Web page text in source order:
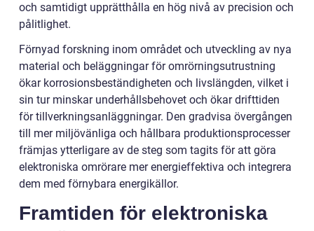
och samtidigt upprätthålla en hög nivå av precision och
pålitlighet.
Förnyad forskning inom området och utveckling av nya
material och beläggningar för omrörningsutrustning
ökar korrosionsbeständigheten och livslängden, vilket i
sin tur minskar underhållsbehovet och ökar drifttiden
för tillverkningsanläggningar. Den gradvisa övergången
till mer miljövänliga och hållbara produktionsprocesser
främjas ytterligare av de steg som tagits för att göra
elektroniska omrörare mer energieffektiva och integrera
dem med förnybara energikällor.
Framtiden för elektroniska